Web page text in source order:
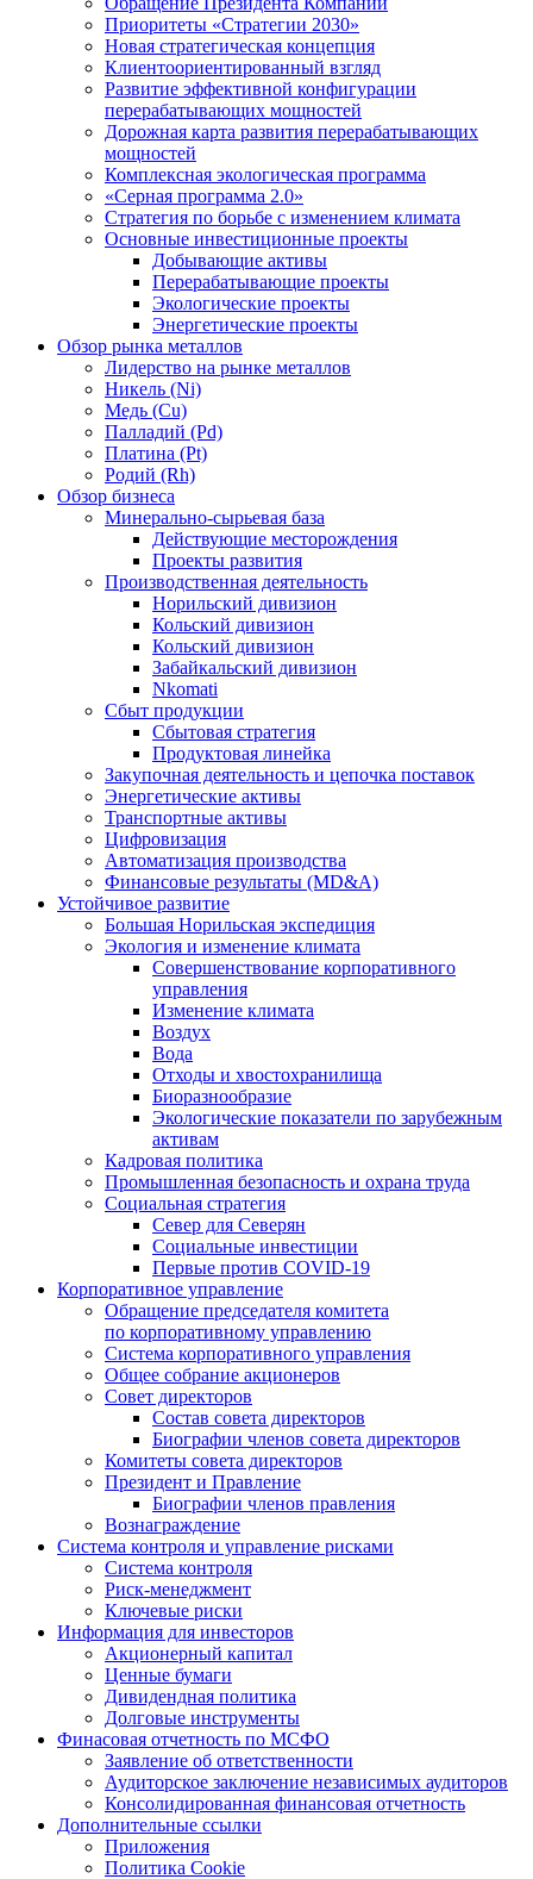
Приоритеты «Стратегии 2030»
Новая стратегическая концепция
Клиентоориентированный взгляд
Развитие эффективной конфигурации
перерабатывающих мощностей
Дорожная карта развития перерабатывающих
мощностей
Комплексная экологическая программа
«Серная программа 2.0»
Стратегия по борьбе с изменением климата
Основные инвестиционные проекты
Добывающие активы
Перерабатывающие проекты
Экологические проекты
Энергетические проекты
Обзор рынка металлов
Лидерство на рынке металлов
Никель (Ni)
Медь (Cu)
Палладий (Pd)
Платина (Pt)
Родий (Rh)
Обзор бизнеса
Минерально-сырьевая база
Действующие месторождения
Проекты развития
Производственная деятельность
Норильский дивизион
Кольский дивизион
Кольский дивизион
Забайкальский дивизион
Nkomati
Сбыт продукции
Сбытовая стратегия
Продуктовая линейка
Закупочная деятельность и цепочка поставок
Энергетические активы
Транспортные активы
Цифровизация
Автоматизация производства
Финансовые результаты (MD&A)
Устойчивое развитие
Большая Норильская экспедиция
Экология и изменение климата
Совершенствование корпоративного
управления
Изменение климата
Воздух
Вода
Отходы и хвостохранилища
Биоразнообразие
Экологические показатели по зарубежным
активам
Кадровая политика
Промышленная безопасность и охрана труда
Социальная стратегия
Север для Северян
Социальные инвестиции
Первые против COVID‑19
Корпоративное управление
Обращение председателя комитета
по корпоративному управлению
Система корпоративного управления
Общее собрание акционеров
Совет директоров
Состав совета директоров
Биографии членов совета директоров
Комитеты совета директоров
Президент и Правление
Биографии членов правления
Вознаграждение
Система контроля и управление рисками
Система контроля
Риск-менеджмент
Ключевые риски
Информация для инвесторов
Акционерный капитал
Ценные бумаги
Дивидендная политика
Долговые инструменты
Финасовая отчетность по МСФО
Заявление об ответственности
Аудиторское заключение независимых аудиторов
Консолидированная финансовая отчетность
Дополнительные ссылки
Приложения
Политика Cookie